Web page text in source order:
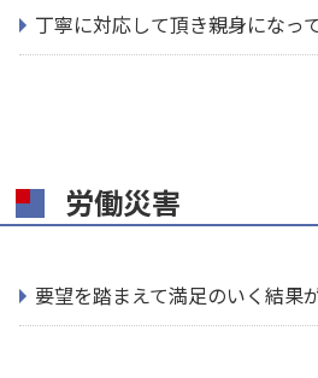
丁寧に対応して頂き親身になっ
労働災害
要望を踏まえて満足のいく結果